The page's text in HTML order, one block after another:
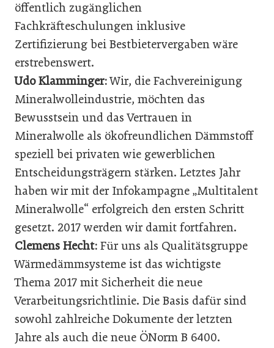
öffentlich zugänglichen
Fachkräfteschulungen inklusive
Zertifizierung bei Bestbietervergaben wäre
erstrebenswert.
Udo Klamminger:Wir, die Fachvereinigung
Mineralwolleindustrie, möchten das
Bewusstsein und das Vertrauen in
Mineralwolle als ökofreundlichen Dämmstoff
speziell bei privaten wie gewerblichen
Entscheidungsträgern stärken. Letztes Jahr
haben wir mit der Infokampagne „Multitalent
Mineralwolle“ erfolgreich den ersten Schritt
gesetzt. 2017 werden wir damit fortfahren.
Clemens Hecht: Für uns als Qualitätsgruppe
Wärmedämmsysteme ist das wichtigste
Thema 2017 mit Sicherheit die neue
Verarbeitungsrichtlinie. Die Basis dafür sind
sowohl zahlreiche Dokumente der letzten
Jahre als auch die neue ÖNorm B 6400.